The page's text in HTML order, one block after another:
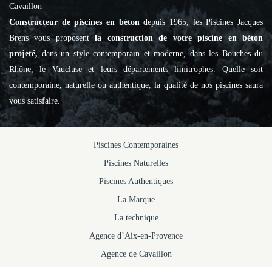
Cavaillon
Constructeur de piscines en bétondepuis 1965, les Piscines Jacques
Brens vous proposentla construction de votre piscine en béton
projeté, dans un style contemporain et moderne, dans les Bouches du
Rhône, le Vaucluse et leurs départements limitrophes. Quelle soit
contemporaine, naturelle ou authentique, la qualité de nos piscines saura
vous satisfaire.
Piscines Contemporaines
Piscines Naturelles
Piscines Authentiques
La Marque
La technique
Agence d’Aix-en-Provence
Agence de Cavaillon